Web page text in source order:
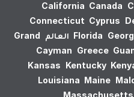
California Canada
Connecticut Cyprus
Florida العالم
Grand
Cayman Greece
Kansas Kentucky
Louisiana Maine